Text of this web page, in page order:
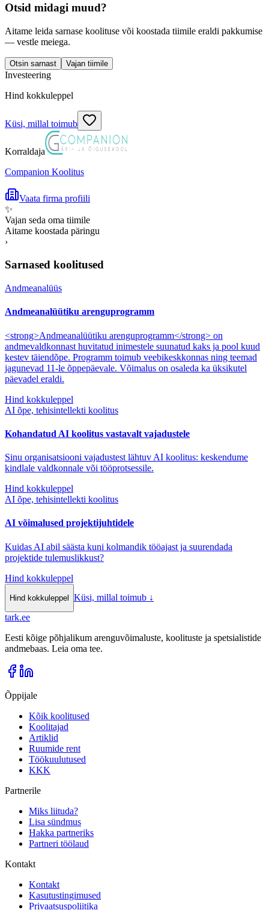
Otsid midagi muud?
Aitame leida sarnase koolituse või koostada tiimile eraldi pakkumise
— vestle meiega.
Otsin sarnast Vajan tiimile
Investeering
Hind kokkuleppel
Küsi, millal toimub
Korraldaja
Companion Koolitus
Vaata firma profiili
✨
Vajan seda oma tiimile
Aitame koostada päringu
›
Sarnased koolitused
Andmeanalüüs
Andmeanalüütiku arenguprogramm
<strong>Andmeanalüütiku arenguprogramm</strong> on
andmevaldkonnast huvitatud inimestele suunatud kaks ja pool kuud
kestev täiendõpe. Programm toimub veebikeskkonnas ning teemad
jagunevad 11-le õppepäevale. Võimalus on osaleda ka üksikutel
päevadel eraldi.
Hind kokkuleppel
AI õpe, tehisintellekti koolitus
Kohandatud AI koolitus vastavalt vajadustele
Sinu organisatsiooni vajadustest lähtuv AI koolitus: keskendume
kindlale valdkonnale või tööprotsessile.
Hind kokkuleppel
AI õpe, tehisintellekti koolitus
AI võimalused projektijuhtidele
Kuidas AI abil säästa kuni kolmandik tööajast ja suurendada
projektide tulemuslikkust?
Hind kokkuleppel
Hind kokkuleppel Küsi, millal toimub ↓
tark.ee
Eesti kõige põhjalikum arenguvõimaluste, koolituste ja spetsialistide
andmebaas. Leia oma tee.
Õppijale
Kõik koolitused
Koolitajad
Artiklid
Ruumide rent
Töökuulutused
KKK
Partnerile
Miks liituda?
Lisa sündmus
Hakka partneriks
Partneri töölaud
Kontakt
Kontakt
Kasutustingimused
Privaatsuspoliitika